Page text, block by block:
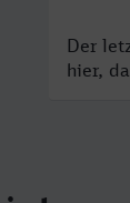
Der
hier,